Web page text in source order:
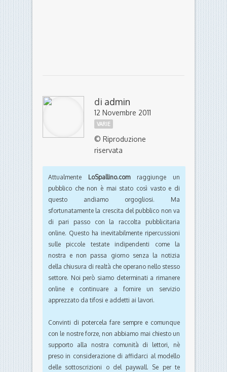
di admin
12 Novembre 2011
VARIE
© Riproduzione
riservata
Attualmente LoSpallino.comraggiunge un
pubblico che non è mai stato così vasto e di
questo andiamo orgogliosi. Ma
sfortunatamente la crescita del pubblico non va
di pari passo con la raccolta pubblicitaria
online. Questo ha inevitabilmente ripercussioni
sulle piccole testate indipendenti come la
nostra e non passa giorno senza la notizia
della chiusura di realtà che operano nello stesso
settore. Noi però siamo determinati a rimanere
online e continuare a fornire un servizio
apprezzato da tifosi e addetti ai lavori.
Convinti di potercela fare sempre e comunque
con le nostre forze, non abbiamo mai chiesto un
supporto alla nostra comunità di lettori, nè
preso in considerazione di affidarci al modello
delle sottoscrizioni o del paywall. Se per te